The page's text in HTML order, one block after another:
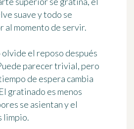
suave y todo se
al momento de servir.
olvide el reposo después
parecer trivial, pero
de espera cambia
gratinado es menos
se asientan y el
limpio.